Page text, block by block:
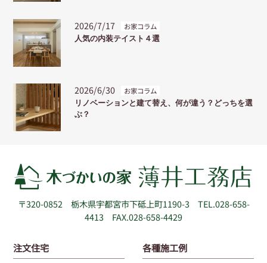
2026/7/17 お家コラム
人気の内装テイスト４選
2026/6/30 お家コラム
リノベーションと建て替え、何が違う？どっちを選
ぶ？
〒320-0852 栃木県宇都宮市下砥上町1190-3
TEL.028-658-
4413 FAX.028-658-4429
注文住宅 各種施工例